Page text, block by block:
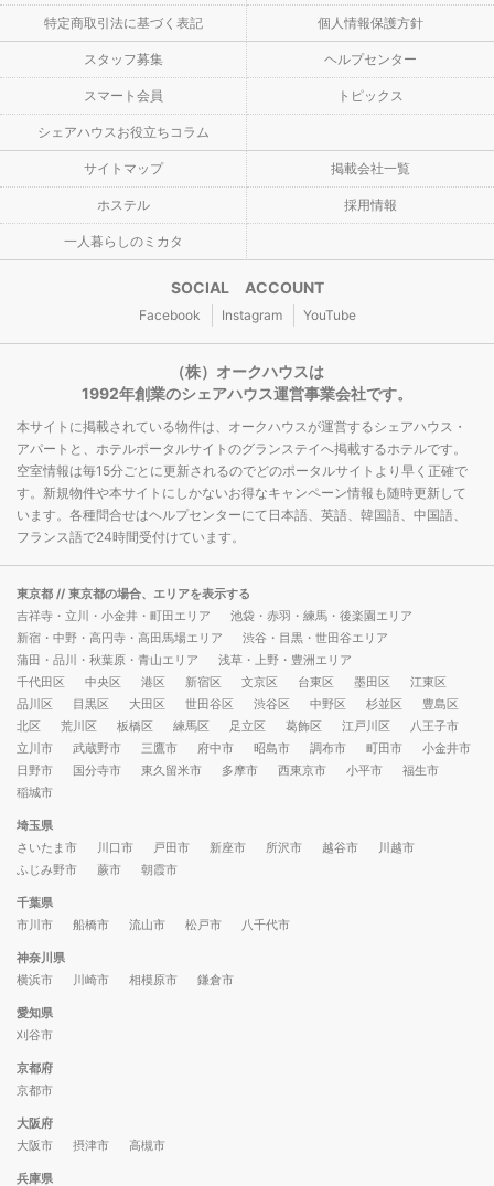
特定商取引法に基づく表記 個人情報保護方針
スタッフ募集 ヘルプセンター
スマート会員 トピックス
シェアハウスお役立ちコラム
サイトマップ 掲載会社一覧
ホステル 採用情報
一人暮らしのミカタ
SOCIAL ACCOUNT
Facebook Instagram YouTube
（株）オークハウスは
1992年創業のシェアハウス運営事業会社です。
本サイトに掲載されている物件は、オークハウスが運営するシェアハウス・
アパートと、ホテルポータルサイトのグランステイへ掲載するホテルです。
空室情報は毎15分ごとに更新されるのでどのポータルサイトより早く正確で
す。新規物件や本サイトにしかないお得なキャンペーン情報も随時更新して
います。各種問合せはヘルプセンターにて日本語、英語、韓国語、中国語、
フランス語で24時間受付けています。
東京都 // 東京都の場合、エリアを表示する
吉祥寺・立川・小金井・町田エリア
池袋・赤羽・練馬・後楽園エリア
新宿・中野・高円寺・高田馬場エリア
渋谷・目黒・世田谷エリア
蒲田・品川・秋葉原・青山エリア
浅草・上野・豊洲エリア
千代田区
中央区 港区 新宿区 文京区 台東区 墨田区
江東区
品川区
目黒区 大田区 世田谷区 渋谷区 中野区 杉並区
豊島区
北区
荒川区 板橋区 練馬区 足立区 葛飾区 江戸川区
八王子市
立川市
武蔵野市 三鷹市 府中市 昭島市 調布市 町田市
小金井市
日野市
国分寺市 東久留米市 多摩市 西東京市 小平市
福生市
稲城市
埼玉県
さいたま市
川口市 戸田市 新座市 所沢市 越谷市
川越市
ふじみ野市
蕨市 朝霞市
千葉県
市川市
船橋市 流山市 松戸市 八千代市
神奈川県
横浜市
川崎市 相模原市 鎌倉市
愛知県
刈谷市
京都府
京都市
大阪府
大阪市
摂津市 高槻市
兵庫県